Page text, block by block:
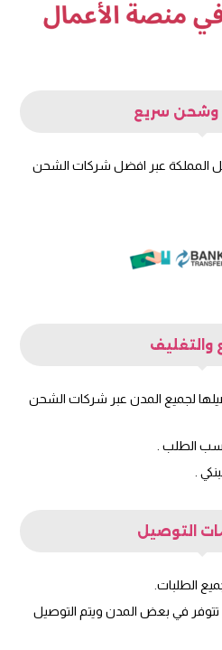
وشحن سريع
المملكة عبر افضل شركات الشحن
والتغليف
لجميع المدن عبر شركات الشحن
الطلب .
.
التوصيل
الطلبات.
تتوفر في بعض المدن ويتم التوصيل